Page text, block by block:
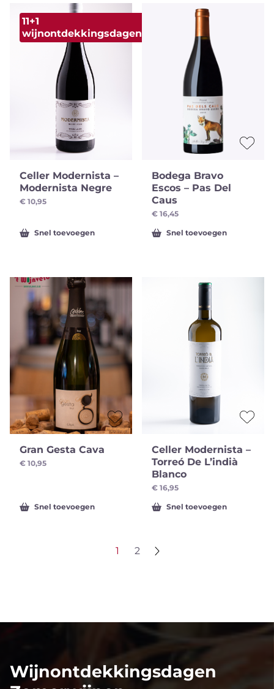
11+1
wijnontdekkingsdagen
Celler Modernista –
Modernista Negre
€ 10,95
Snel toevoegen
Bodega Bravo
Escos – Pas Del
Caus
€ 16,45
Snel toevoegen
Gran Gesta Cava
€ 10,95
Snel toevoegen
Celler Modernista –
Torreó De L’indià
Blanco
€ 16,95
Snel toevoegen
1 2
Wijnontdekkingsdagen